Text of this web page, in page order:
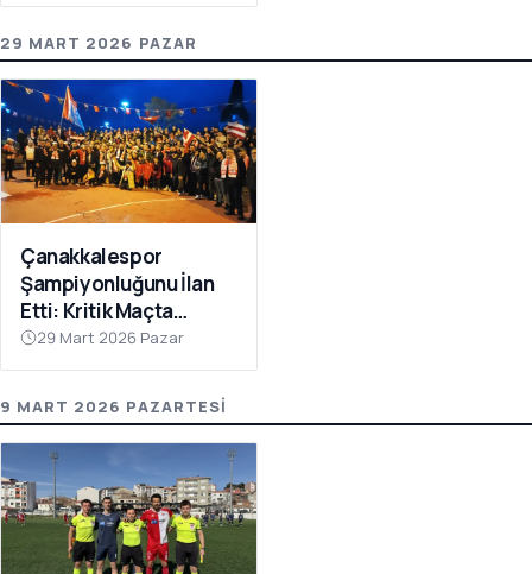
29 MART 2026 PAZAR
Çanakkalespor
Şampiyonluğunu İlan
Etti: Kritik Maçta
Galibiyet Geldi
29 Mart 2026 Pazar
9 MART 2026 PAZARTESI